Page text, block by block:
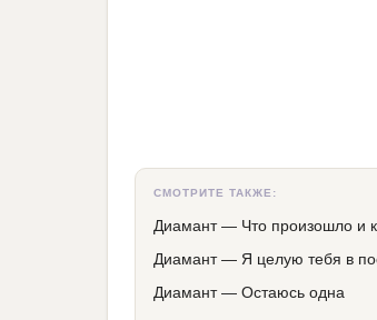
СМОТРИТЕ ТАКЖЕ:
Диамант— Что произошло и
Диамант— Я целую тебя в
Диамант— Остаюсь одна